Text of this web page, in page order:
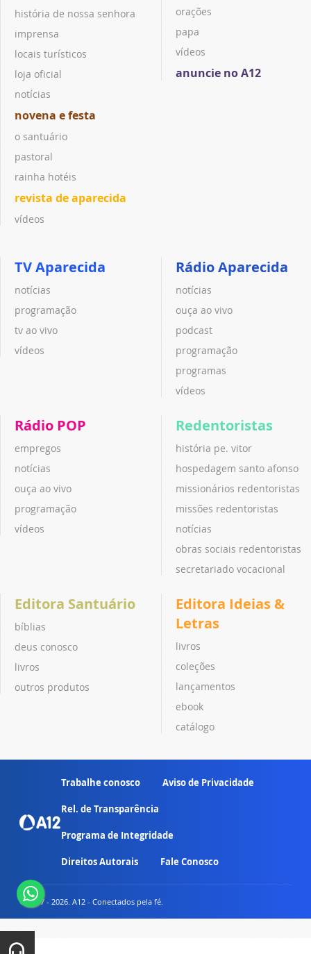
história de nossa senhora
imprensa
locais turísticos
loja oficial
notícias
novena e festa
o santuário
pastoral
rainha hotéis
revista de aparecida
vídeos
orações
papa
vídeos
anuncie no A12
TV Aparecida
notícias
programação
tv ao vivo
vídeos
Rádio Aparecida
notícias
ouça ao vivo
podcast
programação
programas
vídeos
Rádio POP
empregos
notícias
ouça ao vivo
programação
vídeos
Redentoristas
história pe. vitor
hospedagem santo afonso
missionários redentoristas
missões redentoristas
notícias
obras sociais redentoristas
secretariado vocacional
Editora Santuário
bíblias
deus conosco
livros
outros produtos
Editora Ideias &
Letras
livros
coleções
lançamentos
ebook
catálogo
Trabalhe conosco Aviso de Privacidade
Rel. de Transparência
Programa de Integridade
Direitos Autorais Fale Conosco
© 2007 - 2026. A12 - Conectados pela fé.